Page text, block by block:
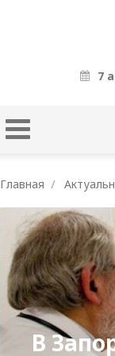
7
Главная
В